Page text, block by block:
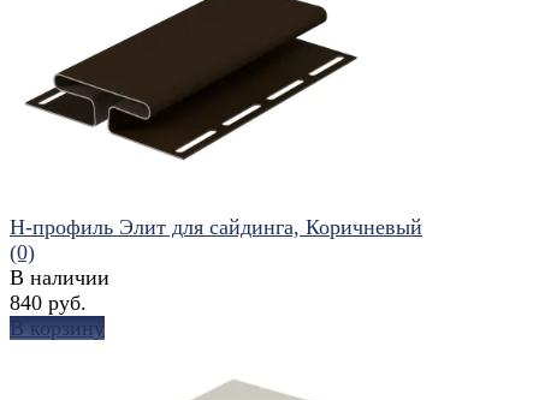
избранное сравнить
H-профиль Элит для сайдинга, Коричневый
(0)
В наличии
840 руб.
В корзину